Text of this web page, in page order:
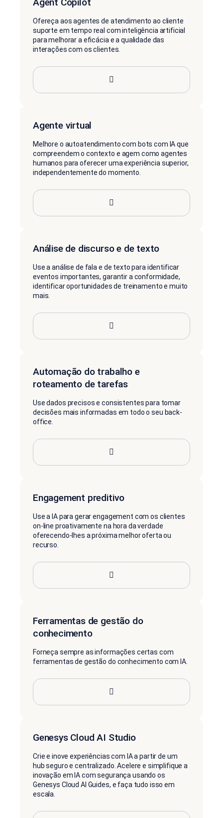
Agent Copilot
Ofereça aos agentes de atendimento ao cliente
suporte em tempo real com inteligência artificial
para melhorar a eficácia e a qualidade das
interações com os clientes.
Agente virtual
Melhore o autoatendimento com bots com IA que
compreendem o contexto e agem como agentes
humanos para oferecer uma experiência superior,
independentemente do momento.
Análise de discurso e de texto
Use a análise de fala e de texto para identificar
eventos importantes, garantir a conformidade,
identificar oportunidades de treinamento e muito
mais.
Automação do trabalho e
roteamento de tarefas
Use dados precisos e consistentes para tomar
decisões mais informadas em todo o seu back-
office.
Engagement preditivo
Use a IA para gerar engagement com os clientes
on-line proativamente na hora da verdade
oferecendo-lhes a próxima melhor oferta ou
recurso.
Ferramentas de gestão do
conhecimento
Forneça sempre as informações certas com
ferramentas de gestão do conhecimento com IA.
Genesys Cloud AI Studio
Crie e inove experiências com IA a partir de um
hub seguro e centralizado. Acelere e simplifique a
inovação em IA com segurança usando os
Genesys Cloud AI Guides, e faça tudo isso em
escala.